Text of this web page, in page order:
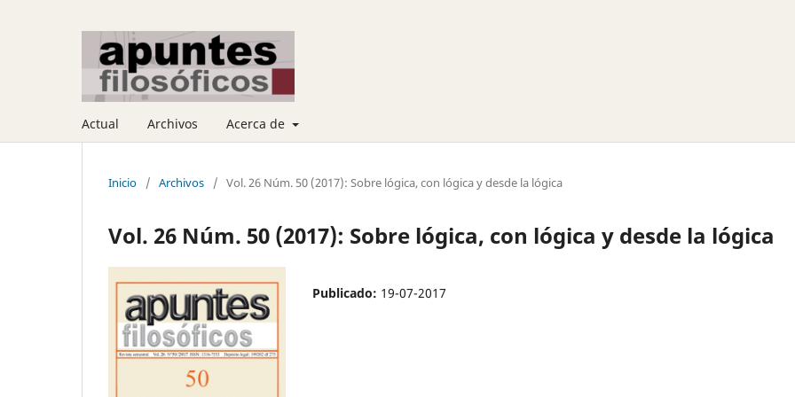
Actual Archivos Acerca de
Inicio / Archivos / Vol. 26 Núm. 50 (2017): Sobre lógica, con lógica y desde la lógica
Vol. 26 Núm. 50 (2017): Sobre lógica, con lógica y desde la lógica
Publicado: 19-07-2017